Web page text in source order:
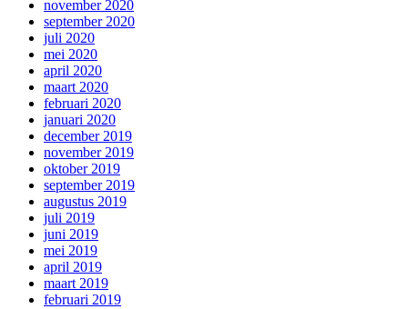
november 2020
september 2020
juli 2020
mei 2020
april 2020
maart 2020
februari 2020
januari 2020
december 2019
november 2019
oktober 2019
september 2019
augustus 2019
juli 2019
juni 2019
mei 2019
april 2019
maart 2019
februari 2019